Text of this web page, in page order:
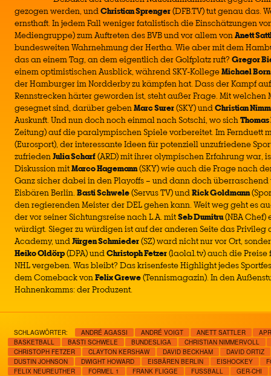
gezogen werden, undChristian Sprenger(DFB.TV) tut genau das.
ernsthaft. In jedem Fall weniger fatalistisch die Einschätzungen
Mediengruppe) zum Auftreten des BVB und vor allem vonAnett
bundesweiten Wahrnehmung der Hertha. Wie aber mit dem
das an einem Tag, an dem eigentlich der Golfplatz ruft? Gregor
einem optimistischen Ausblick, während SKY-KollegeMichael Born
der Hamburger im Nordderby zu kämpfen hat. Dass der Kampf
Rennstrecken härter geworden ist, steht außer Frage. Mit welchen
gesegnet sind, darüber gebenMarc Surer(SKY) undChristian
Auskunft. Und nun doch noch einmal nach Sotschi, wo sichThomas
Zeitung) auf die paralympischen Spiele vorbereitet. Im Fernduett
(Eurosport), der interessante Ideen für potenziell unzufriedene
zufriedenJulia Scharf(ARD) mit ihrer olympischen Erfahrung war,
Diskussion mitMarco Hagemann(SKY) wie auch die Frage nach
Ganz sicher dabei in den Playoffs – und dann doch
Eisbären Berlin.Basti Schwele(Servus TV) undRick Goldmann
den regierenden Meister der DEL gehen kann. Weit weg geht es
der vor seiner Sichtungsreise nach L.A. mitSeb Dumitru(NBA Chef)
würdigt. Sieger zu würdigen ist auf der anderen Seite das Privileg
Academy, undJürgen Schmieder(SZ) ward nicht nur vor Ort,
Heiko Oldörp(DPA) undChristoph Fetzer(laola1.tv) auch die
NHL vergeben. Was bleibt? Das krisenfeste Highlight jedes
dem Comeback vonFelix Grewe(Tennismagazin). In den
Hahnenkamms: der Produzent.
SCHLAGWÖRTER: ANDRÉ AGASSI ANDRÉ VOIGT ANETT SATTLER
BASKETBALL
BASTI SCHWELE BUNDESLIGA
CHRISTIAN NIMMERVOLL
CHRISTOPH FETZER
CLAYTON KERSHAW DAVID BECKHAM
DAVID ORTIZ
DUSTIN JOHNSON
DWIGHT HOWARD EISBÄREN BERLIN EISHOCKEY
FELIX NEUREUTHER
FORMEL 1 FRANK FLIGGE FUSSBALL
GER-CHI